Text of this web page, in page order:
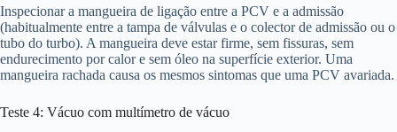
Inspecionar a mangueira de ligação entre a PCV e a admissão
(habitualmente entre a tampa de válvulas e o colector de admissão ou o
tubo do turbo). A mangueira deve estar firme, sem fissuras, sem
endurecimento por calor e sem óleo na superfície exterior. Uma
mangueira rachada causa os mesmos sintomas que uma PCV avariada.
Teste 4: Vácuo com multímetro de vácuo